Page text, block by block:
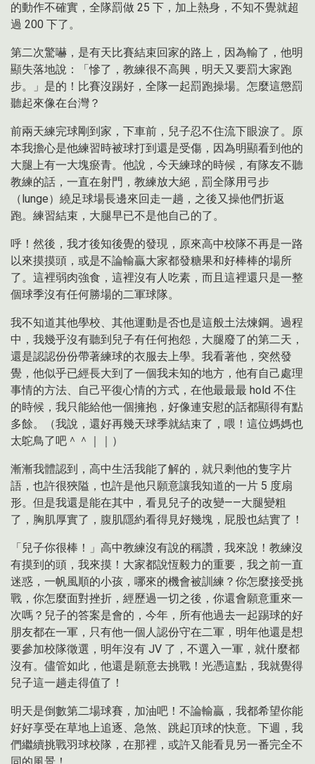
的動作不確實，全隊罰做 25 下，加上熱身，不知不覺就超
過 200 下了。
第二次驚嚇，是有天比賽結束回家的路上，因為輸了，他明
顯失落地說：「慘了，教練很不高興，明天又要罰大家跑
步。」是的！比賽沒踢好，全隊一起罰跑操場。怎麼這懲罰
聽起來像在台灣？
前兩天練完球剛到家，下車前，兒子忍不住流下眼淚了。原
本我擔心是他練習時被球打到還是受傷，因為明顯看到他的
大腿上有一大塊瘀青。他說，今天練球的時候，有隊友不聽
教練的話，一直在射門，教練放大絕，罰全隊用弓步
（lunge）繞足球場長邊來回走一趟，之後又操他們折返
跑。練習結束，大腿早已不是他自己的了。
呼！然後，我才後知後覺的發現，原來高中校隊不再是一路
以來摸摸頭，或是不論輸贏大家都發糖果和好棒棒的場所
了。這裡弱肉強食，這裡沒有人吃素，而且這裡還只是一整
個球季沒有任何勝場的二軍球隊。
我不知道其他學校、其他運動是否也是這般土法煉鋼。過程
中，我幾乎沒有聽到兒子有任何抱怨，大腿廢了的第二天，
還是認認份份帶著練球的衣服去上學。我看著他，突然發
覺，他似乎已經長大到了一個我未知的地方，他有自己處理
事情的方法、自己平復心情的方式，在他最最最 hold 不住
的時候，我只能給他一個擁抱，好像連安慰的話都顯得有點
多餘。（我說，還好再幾天球季就結束了，喂！這位媽媽也
太鴕鳥了吧＾＾｜｜）
漸漸我體認到，高中生活我能了解的，就只剩他的隻字片
語，也許很狹隘，也許是他只願意讓我知道的一片 5 度扇
形。但是我還是能在其中，看見兒子的改變——大腿變粗
了，胸肌厚實了，腹肌隱約看得見好幾塊，屁股也結實了！
「兒子你很棒！」高中教練沒有說的稱讚，我來說！教練沒
有摸到的頭，我來摸！大家都說恆毅力的重要，我之前一直
迷惑，一帆風順的小孩，哪來的機會被訓練？你怎麼接受挑
戰，你怎麼面對挫折，經歷過一切之後，你還會願意重來一
次嗎？兒子的答案是會的，今年，所有他過去一起踢球的好
朋友都在一軍，只有他一個人認份守在二軍，明年他還是想
要參加校隊徵選，明年沒有 JV 了，不選入一軍，就什麼都
沒有。儘管如此，他還是願意去挑戰！光憑這點，我就覺得
兒子這一趟走得值了！
明天是倒數第二場球賽，加油吧！不論輸贏，我都希望你能
好好享受在草地上追逐、急煞、跳起頂球的快意。下週，我
們繼續挑戰羽球校隊，在那裡，或許又能看見另一番完全不